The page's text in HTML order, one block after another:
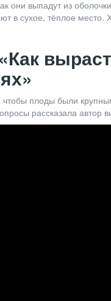
они выпадут из
в сухое, тёплое
чтобы плоды были
рассказала автор